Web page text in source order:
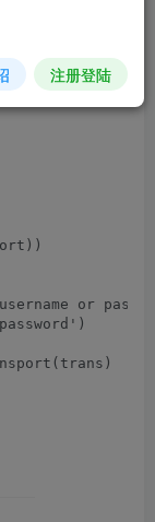
issues/1175
client has
without
channel.
or
注册登陆